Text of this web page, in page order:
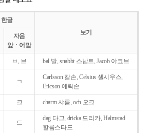
한글
보기
자음
앞ㆍ어말
ㅂ, 브 bal 발, snabbt 스납트, Jacob 야코브
ㄱ
Carlsson 칼손, Celsius 셀시우스,
Ericson 에릭손
크 charm 샤름, och 오크
드
dag 다그, dricka 드리카, Halmstad
할름스타드